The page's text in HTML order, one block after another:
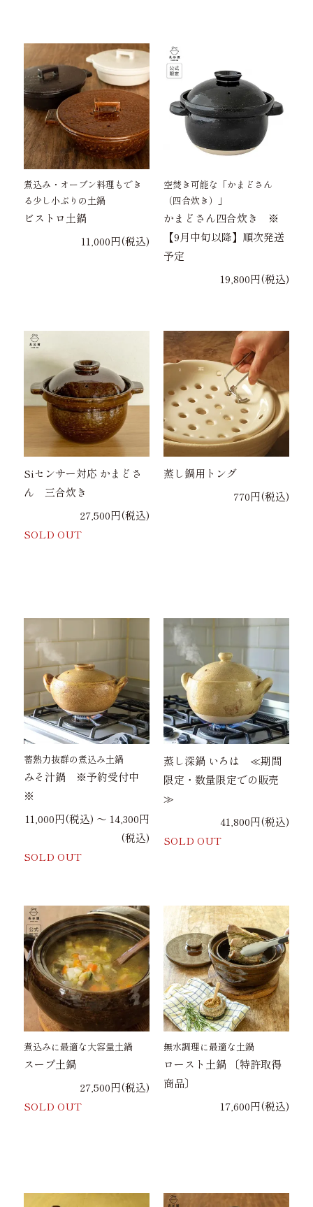
煮込み・オーブン料理もでき
る少し小ぶりの土鍋
ビストロ土鍋
11,000円(税込)
空焚き可能な「かまどさん
（四合炊き）」
かまどさん四合炊き ※
【9月中旬以降】順次発送
予定
19,800円(税込)
Siセンサー対応 かまどさ
ん 三合炊き
27,500円(税込)
SOLD OUT
蒸し鍋用トング
770円(税込)
蓄熱力抜群の煮込み土鍋
みそ汁鍋 ※予約受付中
※
11,000円(税込) 〜 14,300円
(税込)
SOLD OUT
蒸し深鍋 いろは ≪期間
限定・数量限定での販売
≫
41,800円(税込)
SOLD OUT
煮込みに最適な大容量土鍋
スープ土鍋
27,500円(税込)
SOLD OUT
無水調理に最適な土鍋
ロースト土鍋 〔特許取得
商品〕
17,600円(税込)